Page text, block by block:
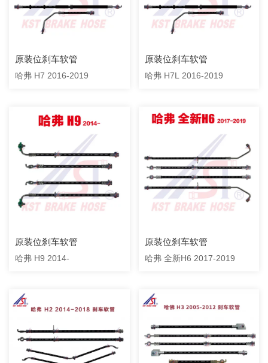
原装位刹车软管
哈弗 H7 2016-2019
原装位刹车软管
哈弗 H7L 2016-2019
原装位刹车软管
哈弗 H9 2014-
原装位刹车软管
哈弗 全新H6 2017-2019